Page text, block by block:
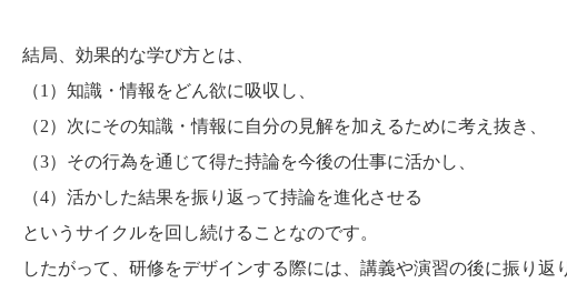
結局、効果的な学び方とは、
（1）知識・情報をどん欲に吸収し、
（2）次にその知識・情報に自分の見解を加えるために考え抜き、
（3）その行為を通じて得た持論を今後の仕事に活かし、
（4）活かした結果を振り返って持論を進化させる
というサイクルを回し続けることなのです。
したがって、研修をデザインする際には、講義や演習の後に振り